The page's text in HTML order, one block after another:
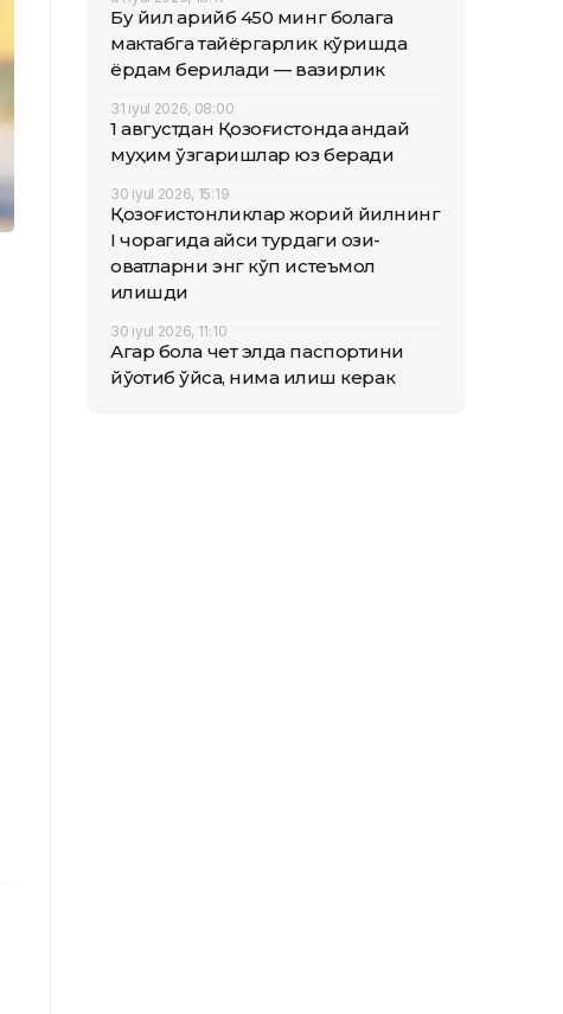
Бу йил қарийб 450 минг болага
мактабга тайёргарлик кўришда
ёрдам берилади — вазирлик
31 iyul 2026, 08:00
1 августдан Қозоғистонда қандай
муҳим ўзгаришлар юз беради
30 iyul 2026, 15:19
Қозоғистонликлар жорий йилнинг
I чорагида қайси турдаги озиқ-
овқатларни энг кўп истеъмол
қилишди
30 iyul 2026, 11:10
Агар бола чет элда паспортини
йўқотиб қўйса, нима қилиш керак